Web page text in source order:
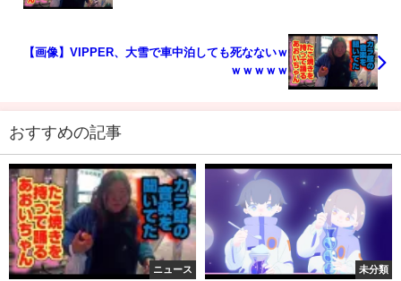
【画像】VIPPER、大雪で車中泊しても死なないｗ
ｗｗｗｗｗ
おすすめの記事
ニュース 未分類